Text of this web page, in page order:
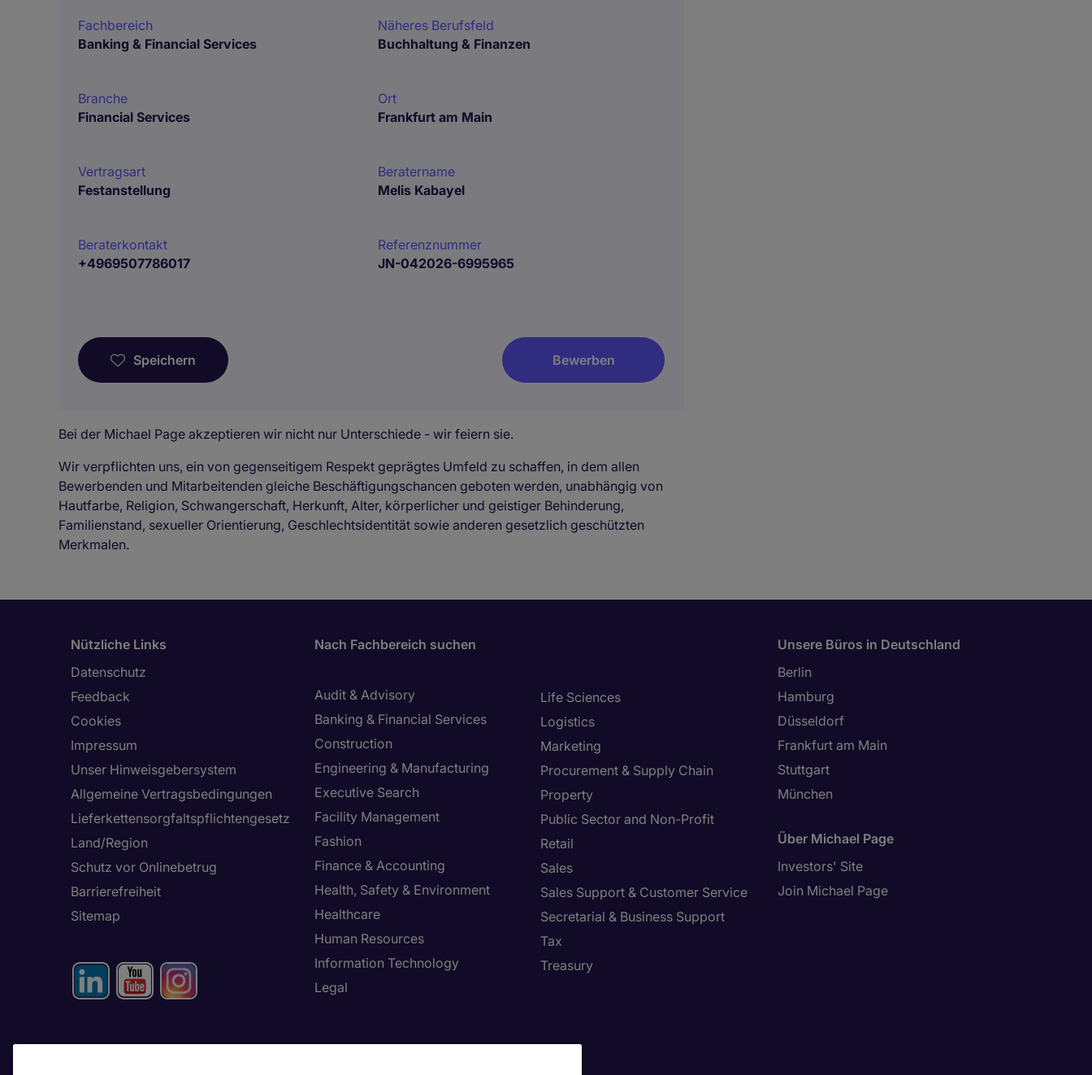
Fachbereich
Banking & Financial Services
Näheres Berufsfeld
Buchhaltung & Finanzen
Branche
Financial Services
Ort
Frankfurt am Main
Vertragsart
Festanstellung
Beratername
Melis Kabayel
Beraterkontakt
+4969507786017
Referenznummer
JN-042026-6995965
Speichern Bewerben
Bei der Michael Page akzeptieren wir nicht nur Unterschiede - wir feiern sie.
Wir verpflichten uns, ein von gegenseitigem Respekt geprägtes Umfeld zu schaffen, in dem allen
Bewerbenden und Mitarbeitenden gleiche Beschäftigungschancen geboten werden, unabhängig von
Hautfarbe, Religion, Schwangerschaft, Herkunft, Alter, körperlicher und geistiger Behinderung,
Familienstand, sexueller Orientierung, Geschlechtsidentität sowie anderen gesetzlich geschützten
Merkmalen.
Nützliche Links
Datenschutz
Feedback
Cookies
Impressum
Unser Hinweisgebersystem
Allgemeine Vertragsbedingungen
Lieferkettensorgfaltspflichtengesetz
Land/Region
Schutz vor Onlinebetrug
Barrierefreiheit
Sitemap
Nach Fachbereich suchen
Audit & Advisory
Banking & Financial Services
Construction
Engineering & Manufacturing
Executive Search
Facility Management
Fashion
Finance & Accounting
Health, Safety & Environment
Healthcare
Human Resources
Information Technology
Legal
Life Sciences
Logistics
Marketing
Procurement & Supply Chain
Property
Public Sector and Non-Profit
Retail
Sales
Sales Support & Customer Service
Secretarial & Business Support
Tax
Treasury
Unsere Büros in Deutschland
Berlin
Hamburg
Düsseldorf
Frankfurt am Main
Stuttgart
München
Über Michael Page
Investors' Site
Join Michael Page